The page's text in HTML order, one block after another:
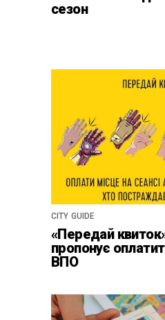
сезон
CITY GUIDE
«Передай
пропонує
ВПО